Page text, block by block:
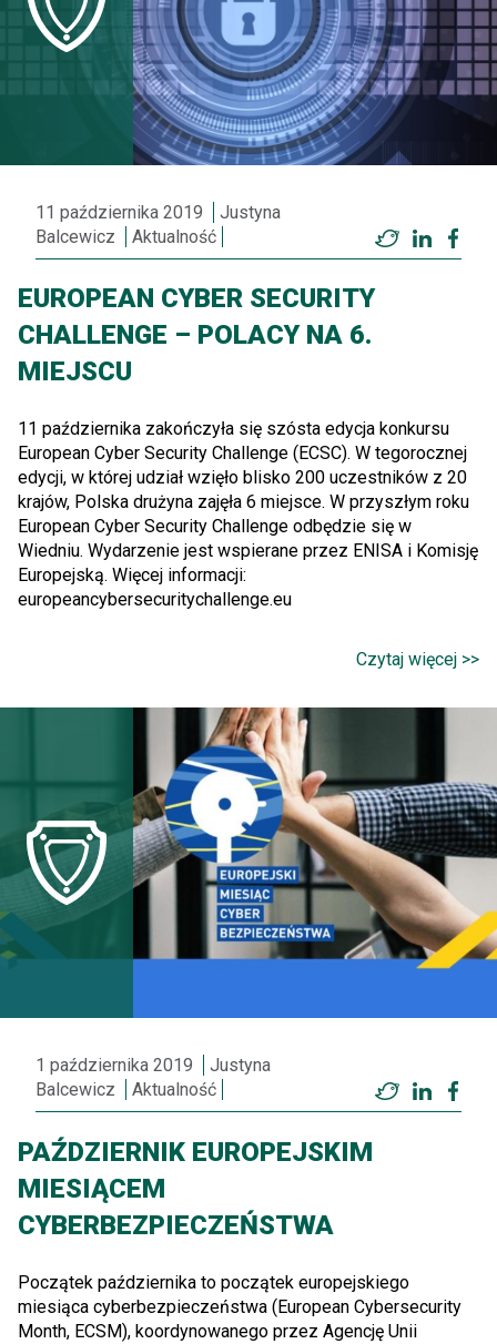
11 października 2019
Justyna
Balcewicz
Aktualność Twitter
EUROPEAN CYBER SECURITY
CHALLENGE – POLACY NA 6.
MIEJSCU
11 października zakończyła się szósta edycja konkursu
European Cyber Security Challenge (ECSC). W tegorocznej
edycji, w której udział wzięło blisko 200 uczestników z 20
krajów, Polska drużyna zajęła 6 miejsce. W przyszłym roku
European Cyber Security Challenge odbędzie się w
Wiedniu. Wydarzenie jest wspierane przez ENISA i Komisję
Europejską. Więcej informacji:
europeancybersecuritychallenge.eu
Czytaj więcej >>
1 października 2019
Justyna
Balcewicz
Aktualność Twitter
PAŹDZIERNIK EUROPEJSKIM
MIESIĄCEM
CYBERBEZPIECZEŃSTWA
Początek października to początek europejskiego
miesiąca cyberbezpieczeństwa (European Cybersecurity
Month, ECSM), koordynowanego przez Agencję Unii